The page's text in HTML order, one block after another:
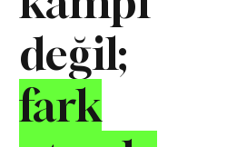
değil;
fark